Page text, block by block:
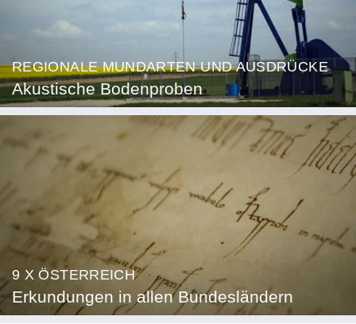
REGIONALE MUNDARTEN UND AUSDRÜCKE
Akustische Bodenproben
9 X ÖSTERREICH
Erkundungen in allen Bundesländern